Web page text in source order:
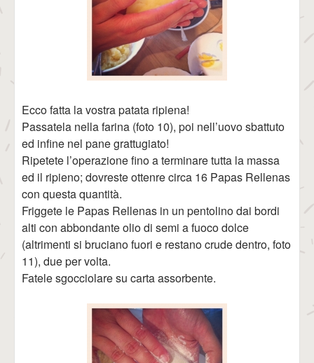
Ecco fatta la vostra patata ripiena!
Passatela nella farina (foto 10), poi nell’uovo sbattuto
ed infine nel pane grattugiato!
Ripetete l’operazione fino a terminare tutta la massa
ed il ripieno; dovreste ottenre circa 16 Papas Rellenas
con questa quantità.
Friggete le Papas Rellenas in un pentolino dai bordi
alti con abbondante olio di semi a fuoco dolce
(altrimenti si bruciano fuori e restano crude dentro, foto
11), due per volta.
Fatele sgocciolare su carta assorbente.